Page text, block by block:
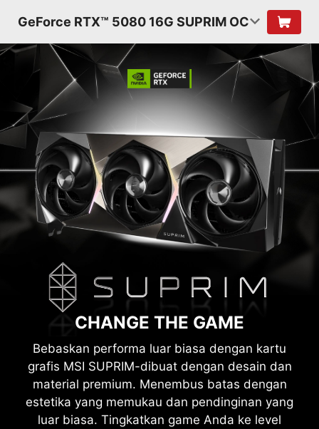
GeForce RTX™ 5080 16G SUPRIM OC
CHANGE THE GAME
Bebaskan performa luar biasa dengan kartu
grafis MSI SUPRIM-dibuat dengan desain dan
material premium. Menembus batas dengan
estetika yang memukau dan pendinginan yang
luar biasa. Tingkatkan game Anda ke level